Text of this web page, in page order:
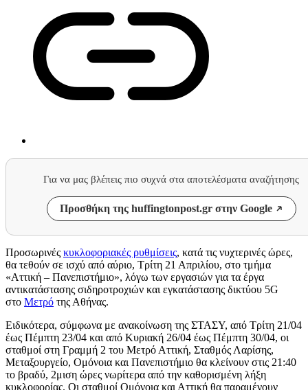
Για να μας βλέπεις πιο συχνά στα αποτελέσματα αναζήτησης
Προσθήκη της huffingtonpost.gr στην Google
Προσωρινές κυκλοφοριακές ρυθμίσεις, κατά τις νυχτερινές ώρες,
θα τεθούν σε ισχύ από αύριο, Τρίτη 21 Απριλίου, στο τμήμα
«Αττική – Πανεπιστήμιο», λόγω των εργασιών για τα έργα
αντικατάστασης σιδηροτροχιών και εγκατάστασης δικτύου 5G
στο Μετρό της Αθήνας.
Ειδικότερα, σύμφωνα με ανακοίνωση της ΣΤΑΣΥ, από Τρίτη 21/04
έως Πέμπτη 23/04 και από Κυριακή 26/04 έως Πέμπτη 30/04, οι
σταθμοί στη Γραμμή 2 του Μετρό Αττική, Σταθμός Λαρίσης,
Μεταξουργείο, Ομόνοια και Πανεπιστήμιο θα κλείνουν στις 21:40
το βραδύ, 2μιση ώρες νωρίτερα από την καθορισμένη λήξη
κυκλοφορίας. Οι σταθμοί Ομόνοια και Αττική θα παραμένουν